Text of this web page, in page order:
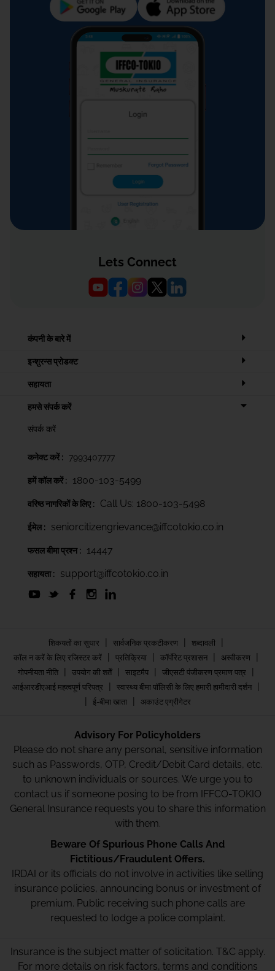
Lets Connect
कंपनी के बारे में
इन्शुरन्स प्रोडक्ट
सहायता
हमसे संपर्क करें
संपर्क करें
कनेक्ट करें : 7993407777
हमें कॉल करें : 1800-103-5499
वरिष्ठ नागरिकों के लिए : Call Us: 1800-103-5498
ईमेल : seniorcitizengrievance@iffcotokio.co.in
फसल बीमा प्रश्न : 14447
सहायता : support@iffcotokio.co.in
शिकयतों का सुधार | सार्वजनिक प्रकटीकरण | शब्दावली |
कॉल न करें के लिए रजिस्टर करें | प्रतिक्रिया | कॉर्पोरेट प्रशासन | अस्वीकरण |
गोपनीयता नीति | उपयोग की शर्तें | साइटमैप | जीएसटी पंजीकरण प्रमाण पत्र |
आईआरडीएआई महत्वपूर्ण परिपत्र | स्वास्थ्य बीमा पॉलिसी के लिए हमारी हामीदारी दर्शन |
|
ई-बीमा खाता | अकाउंट एग्रीगेटर
Advisory For Policyholders
Please do not share any personal, sensitive information
such as Passwords, OTP, Credit/Debit Card details, etc.
to unknown individuals or sources. We urge you to
contact us if someone posing to be from IFFCO-TOKIO
General Insurance requests you to share this information
with them.
Beware Of Spurious Phone Calls And
Fictitious/Fraudulent Offers.
IRDAI or its officials do not involve in activities like selling
insurance policies, announcing bonus or investment of
premium. Public receiving such phone calls are
requested to lodge a police complaint.
Insurance is the subject matter of solicitation. T&C apply.
For more details on risk factors, terms and conditions